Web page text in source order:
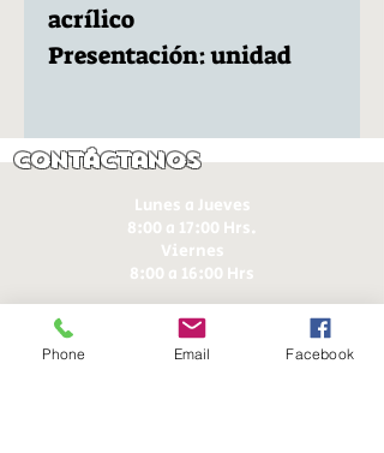
acrílico
Presentación: unidad
Contáctanos
Lunes a Jueves
8:00 a 17:00 Hrs.
Viernes
8:00 a 16:00 Hrs​
Sábados
9:00 a 16:30 Hrs
Domingos
Phone Email Facebook